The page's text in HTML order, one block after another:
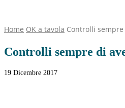
Home OK a tavola Controlli
Controlli sempre di
19 Dicembre 2017